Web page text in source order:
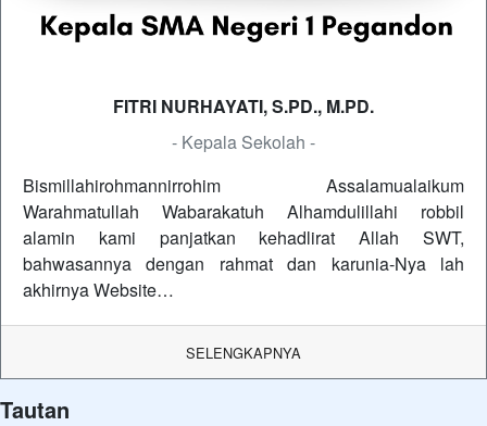
FITRI NURHAYATI, S.PD., M.PD.
- Kepala Sekolah -
Bismillahirohmannirrohim Assalamualaikum
Warahmatullah Wabarakatuh Alhamdulillahi robbil
alamin kami panjatkan kehadlirat Allah SWT,
bahwasannya dengan rahmat dan karunia-Nya lah
akhirnya Website…
SELENGKAPNYA
Tautan